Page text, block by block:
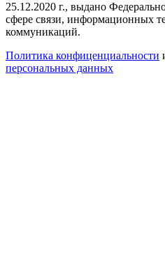
25.12.2020 г., выдано
сфере связи, информационных
коммуникаций.
Политика конфиценциальности
персональных данных